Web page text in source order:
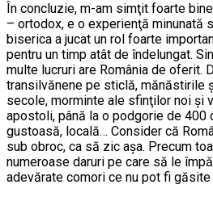
În concluzie, m-am simţit foarte
– ortodox, e o experienţă minunată
biserica a jucat un rol foarte
pentru un timp atât de îndelungat.
multe lucruri are România de oferit.
transilvănene pe sticlă, mănăstirile
secole, morminte ale sfinţilor noi şi
apostoli, până la o podgorie de 400
gustoasă, locală… Consider că
sub obroc, ca să zic aşa. Precum
numeroase daruri pe care să le
adevărate comori ce nu pot fi găsite